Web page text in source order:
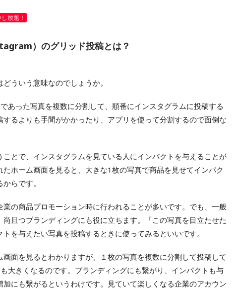
放題！
）のグリッド投稿とは？
ういう意味なのでしょうか。
あった写真を複数に分割して、順番にインスタグラムに投稿する
るよりも手間がかかったり、アプリを使って分割するので面倒な
ことで、インスタグラムを見ている人にインパクトを与えることが
ホーム画面を見ると、大きな1枚の写真で商品を見せてインパク
らです。
の商品プロモーション時に行われることが多いです。でも、一般
且つブランディングにも役に立ちます。「この写真を目立たせた
を与えたい写真を投稿するときに使ってみるといいです。
面を見るとわかりますが、１枚の写真を複数に分割して投稿して
大きくなるのです。ブランディングにも繋がり、インパクトも与
加にも繋がるというわけです。見ていて楽しくなる企業のアカウン